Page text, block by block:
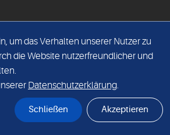
um das Verhalten unserer Nutzer zu
die Website nutzerfreundlicher und
Datenschutzerklärung.
Schließen Akzeptieren